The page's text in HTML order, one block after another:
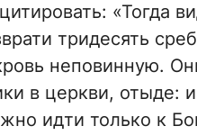
«Тогда
тридесять
неповинную.
в церкви, отыде:
идти только к